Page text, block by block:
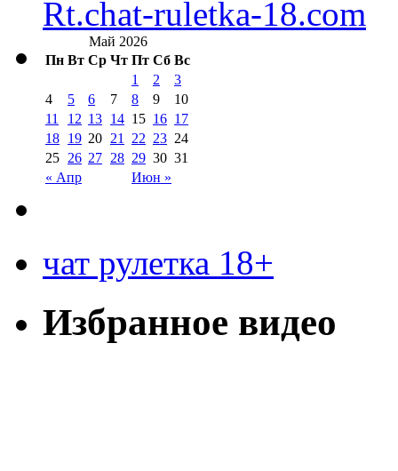
Rt.chat-ruletka-18.com
Май 2026
Пн Вт Ср Чт Пт Сб Вс
« Апр Июн »
1 2
3
4
5 6 7 8 9
10
11
12 13 14 15 16 17
18 19 20 21 22 23 24
25 26 27 28 29 30 31
чат рулетка 18+
Избранное видео